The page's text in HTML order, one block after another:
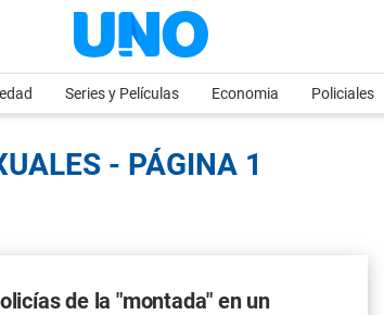
Series y Películas Economia Policiales
- PÁGINA 1
de la "montada" en un